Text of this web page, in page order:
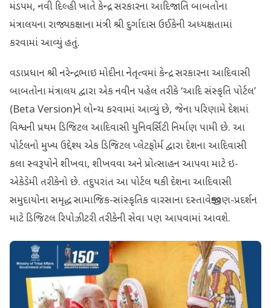
મંડપમ, નવી દિલ્હી ખાતે કેન્દ્ર સરકારના આદિજાતિ બાબતોના
મંત્રાલયના રાજ્યકક્ષાના મંત્રી શ્રી દુર્ગાદાસ ઉઈકેની અધ્યક્ષતામાં
કરવામાં આવ્યું હતું.
વડાપ્રધાન શ્રી નરેન્દ્રભાઇ મોદીના નેતૃત્વમાં કેન્દ્ર સરકારના આદિવાસી
બાબતોના મંત્રાલય દ્વારા એક નવીન પહેલ તરીકે ‘આદિ સંસ્કૃતિ પોર્ટલ’
(Beta Version)ને લોન્ચ કરવામાં આવ્યું છે, જેના પરિણામે દેશમાં
વિશ્વની પ્રથમ ડિજિટલ આદિવાસી યુનિવર્સિટી નિર્માણ પામી છે. આ
પોર્ટલનો મુખ્ય ઉદ્દેશ્ય એક ડિજિટલ પ્લેટફોર્મ દ્વારા દેશના આદિવાસી
કલા સ્વરૂપોને શીખવા, શીખવવા અને પ્રોત્સાહન આપવા માટે ઇ-
એકેડેમી તરીકેનો છે. તદુપરાંત આ પોર્ટલ થકી દેશના આદિવાસી
સમુદાયોના સમૃદ્ધ સામાજિક-સાંસ્કૃતિક વારસાના દસ્તાવેજીકરણ-પ્રદર્શન
માટે ડિજિટલ રિપોઝીટરી તરીકેની સેવા પણ આપવામાં આવશે.